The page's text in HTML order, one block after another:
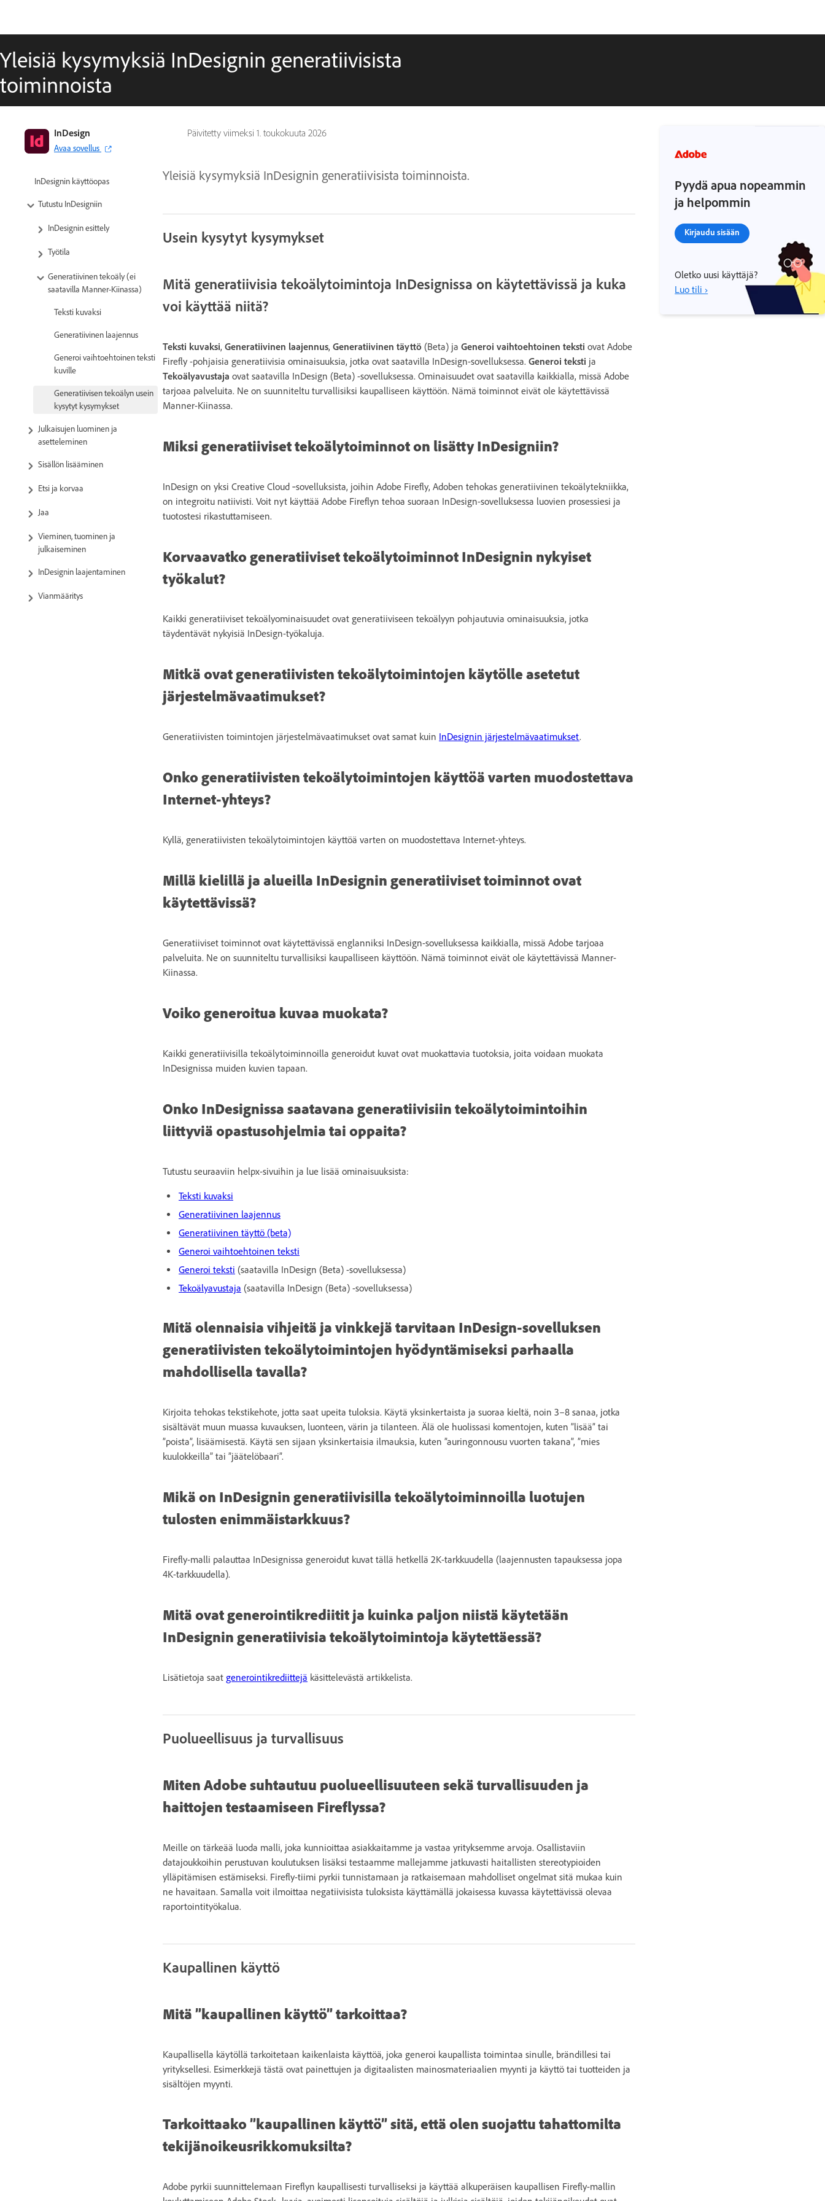
Yleisiä kysymyksiä InDesignin generatiivisista
toiminnoista
Päivitetty viimeksi 1. toukokuuta 2026
InDesign
Avaa sovellus
InDesignin käyttöopas
Tutustu InDesigniin
InDesignin esittely
Työtila
Generatiivinen tekoäly (ei
saatavilla Manner-Kiinassa)
Teksti kuvaksi
Generatiivinen laajennus
Generoi vaihtoehtoinen teksti
kuville
Generatiivisen tekoälyn usein
kysytyt kysymykset
Julkaisujen luominen ja
asetteleminen
Sisällön lisääminen
Etsi ja korvaa
Jaa
Vieminen, tuominen ja
julkaiseminen
InDesignin laajentaminen
Vianmääritys
Yleisiä kysymyksiä InDesignin generatiivisista toiminnoista.
Usein kysytyt kysymykset
Mitä generatiivisia tekoälytoimintoja InDesignissa on käytettävissä ja kuka
voi käyttää niitä?
Teksti kuvaksi, Generatiivinen laajennus, Generatiivinen täyttö (Beta) ja Generoi vaihtoehtoinen teksti ovat Adobe
Firefly -pohjaisia generatiivisia ominaisuuksia, jotka ovat saatavilla InDesign-sovelluksessa. Generoi teksti ja
Tekoälyavustaja ovat saatavilla InDesign (Beta) -sovelluksessa. Ominaisuudet ovat saatavilla kaikkialla, missä Adobe
tarjoaa palveluita. Ne on suunniteltu turvallisiksi kaupalliseen käyttöön. Nämä toiminnot eivät ole käytettävissä
Manner-Kiinassa.
Miksi generatiiviset tekoälytoiminnot on lisätty InDesigniin?
InDesign on yksi Creative Cloud ‑sovelluksista, joihin Adobe Firefly, Adoben tehokas generatiivinen tekoälytekniikka,
on integroitu natiivisti. Voit nyt käyttää Adobe Fireflyn tehoa suoraan InDesign-sovelluksessa luovien prosessiesi ja
tuotostesi rikastuttamiseen.
Korvaavatko generatiiviset tekoälytoiminnot InDesignin nykyiset
työkalut?
Kaikki generatiiviset tekoälyominaisuudet ovat generatiiviseen tekoälyyn pohjautuvia ominaisuuksia, jotka
täydentävät nykyisiä InDesign-työkaluja.
Mitkä ovat generatiivisten tekoälytoimintojen käytölle asetetut
järjestelmävaatimukset?
Generatiivisten toimintojen järjestelmävaatimukset ovat samat kuin InDesignin järjestelmävaatimukset.
Onko generatiivisten tekoälytoimintojen käyttöä varten muodostettava
Internet-yhteys?
Kyllä, generatiivisten tekoälytoimintojen käyttöä varten on muodostettava Internet-yhteys.
Millä kielillä ja alueilla InDesignin generatiiviset toiminnot ovat
käytettävissä?
Generatiiviset toiminnot ovat käytettävissä englanniksi InDesign-sovelluksessa kaikkialla, missä Adobe tarjoaa
palveluita. Ne on suunniteltu turvallisiksi kaupalliseen käyttöön. Nämä toiminnot eivät ole käytettävissä Manner-
Kiinassa.
Voiko generoitua kuvaa muokata?
Kaikki generatiivisilla tekoälytoiminnoilla generoidut kuvat ovat muokattavia tuotoksia, joita voidaan muokata
InDesignissa muiden kuvien tapaan.
Onko InDesignissa saatavana generatiivisiin tekoälytoimintoihin
liittyviä opastusohjelmia tai oppaita?
Tutustu seuraaviin helpx-sivuihin ja lue lisää ominaisuuksista:
Teksti kuvaksi
Generatiivinen laajennus
Generatiivinen täyttö (beta)
Generoi vaihtoehtoinen teksti
Generoi teksti (saatavilla InDesign (Beta) -sovelluksessa)
Tekoälyavustaja (saatavilla InDesign (Beta) -sovelluksessa)
Mitä olennaisia vihjeitä ja vinkkejä tarvitaan InDesign-sovelluksen
generatiivisten tekoälytoimintojen hyödyntämiseksi parhaalla
mahdollisella tavalla?
Kirjoita tehokas tekstikehote, jotta saat upeita tuloksia. Käytä yksinkertaista ja suoraa kieltä, noin 3–8 sanaa, jotka
sisältävät muun muassa kuvauksen, luonteen, värin ja tilanteen. Älä ole huolissasi komentojen, kuten ”lisää” tai
”poista”, lisäämisestä. Käytä sen sijaan yksinkertaisia ilmauksia, kuten ”auringonnousu vuorten takana”, ”mies
kuulokkeilla” tai ”jäätelöbaari”.
Mikä on InDesignin generatiivisilla tekoälytoiminnoilla luotujen
tulosten enimmäistarkkuus?
Firefly-malli palauttaa InDesignissa generoidut kuvat tällä hetkellä 2K-tarkkuudella (laajennusten tapauksessa jopa
4K-tarkkuudella).
Mitä ovat generointikrediitit ja kuinka paljon niistä käytetään
InDesignin generatiivisia tekoälytoimintoja käytettäessä?
Lisätietoja saat generointikrediittejä käsittelevästä artikkelista.
Puolueellisuus ja turvallisuus
Miten Adobe suhtautuu puolueellisuuteen sekä turvallisuuden ja
haittojen testaamiseen Fireflyssa?
Meille on tärkeää luoda malli, joka kunnioittaa asiakkaitamme ja vastaa yrityksemme arvoja. Osallistaviin
datajoukkoihin perustuvan koulutuksen lisäksi testaamme mallejamme jatkuvasti haitallisten stereotypioiden
ylläpitämisen estämiseksi. Firefly-tiimi pyrkii tunnistamaan ja ratkaisemaan mahdolliset ongelmat sitä mukaa kuin
ne havaitaan. Samalla voit ilmoittaa negatiivisista tuloksista käyttämällä jokaisessa kuvassa käytettävissä olevaa
raportointityökalua.
Kaupallinen käyttö
Mitä ”kaupallinen käyttö” tarkoittaa?
Kaupallisella käytöllä tarkoitetaan kaikenlaista käyttöä, joka generoi kaupallista toimintaa sinulle, brändillesi tai
yrityksellesi. Esimerkkejä tästä ovat painettujen ja digitaalisten mainosmateriaalien myynti ja käyttö tai tuotteiden ja
sisältöjen myynti.
Tarkoittaako ”kaupallinen käyttö” sitä, että olen suojattu tahattomilta
tekijänoikeusrikkomuksilta?
Adobe pyrkii suunnittelemaan Fireflyn kaupallisesti turvalliseksi ja käyttää alkuperäisen kaupallisen Firefly-mallin
Pyydä apua nopeammin
ja helpommin
Kirjaudu sisään
Oletko uusi käyttäjä?
Luo tili ›